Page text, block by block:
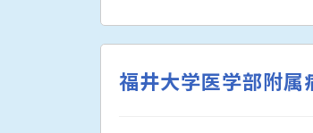
福井大学医学部附属